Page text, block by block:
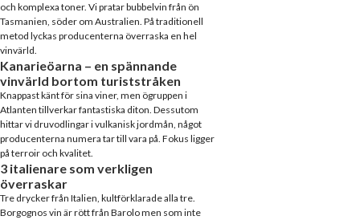
och komplexa toner. Vi pratar bubbelvin från ön
Tasmanien, söder om Australien. På traditionell
metod lyckas producenterna överraska en hel
vinvärld.
Kanarieöarna – en spännande
vinvärld bortom turiststråken
Knappast känt för sina viner, men ögruppen i
Atlanten tillverkar fantastiska diton. Dessutom
hittar vi druvodlingar i vulkanisk jordmån, något
producenterna numera tar till vara på. Fokus ligger
på terroir och kvalitet.
3 italienare som verkligen
överraskar
Tre drycker från Italien, kultförklarade alla tre.
Borgognos vin är rött från Barolo men som inte